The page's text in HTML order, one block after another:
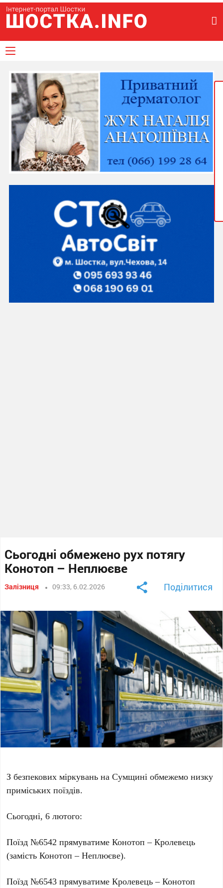
Сьогодні обмежено рух потягу
Конотоп – Неплюєве
Залізниця 09:33, 6.02.2026 Поділитися
З безпекових міркувань на Сумщині обмежемо низку
приміських поїздів.
Сьогодні, 6 лютого:
Поїзд №6542 прямуватиме Конотоп – Кролевець
(замість Конотоп – Неплюєве).
Поїзд №6543 прямуватиме Кролевець – Конотоп